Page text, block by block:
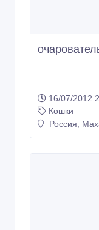
16/07/2012
Кошки
Россия,